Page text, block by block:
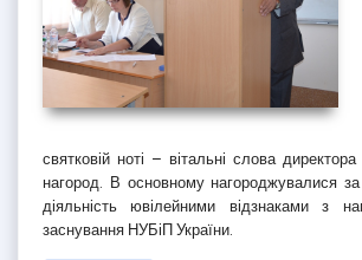
святковій ноті – вітальні слова
нагород. В основному нагороджувалися
діяльність ювілейними відзнаками з
заснування НУБіП України.